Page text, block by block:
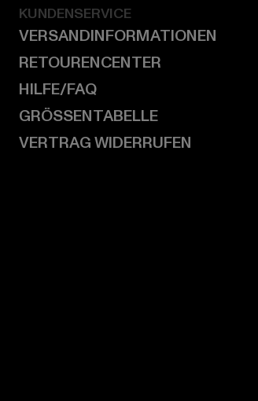
KUNDENSERVICE
VERSANDINFORMATIONEN
RETOURENCENTER
HILFE/FAQ
GRÖSSENTABELLE
VERTRAG WIDERRUFEN